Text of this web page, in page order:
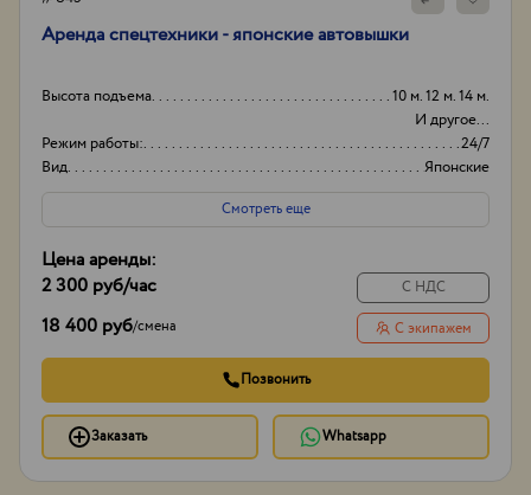
Аренда спецтехники - японские автовышки
Высота подъема
10 м. 12 м. 14 м.
И другое...
Режим работы:
24/7
Вид
Японские
Способ оплаты
Нал/безнал
Смотреть еще
Цена аренды:
2 300 руб/час
18 400 руб/смена
С НДС
С экипажем
Позвонить
Заказать Whatsapp